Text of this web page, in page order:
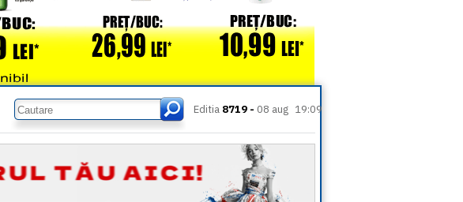
Editia 8719 - 08 aug 19:09